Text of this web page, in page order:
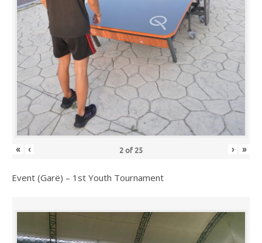
« ‹ 2 of 25 › »
Event (Garë) – 1st Youth Tournament